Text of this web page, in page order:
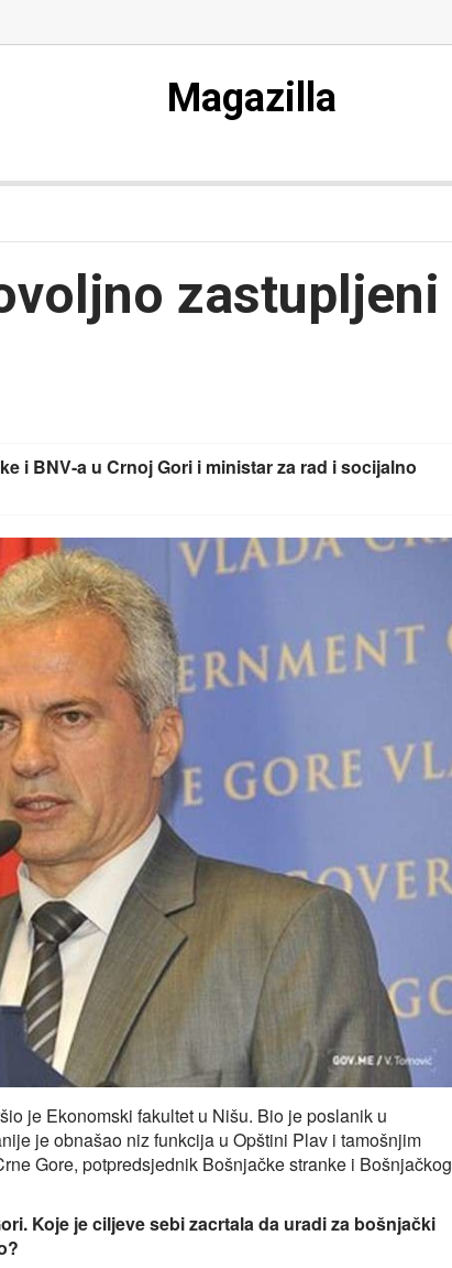
Magazilla
zastupljeni
i BNV-a u Crnoj Gori i ministar za rad i socijalno
je Ekonomski fakultet u Nišu. Bio je poslanik u
je obnašao niz funkcija u Opštini Plav i tamošnjim
Gore, potpredsjednik Bošnjačke stranke i Bošnjačkog
Koje je ciljeve sebi zacrtala da uradi za bošnjački